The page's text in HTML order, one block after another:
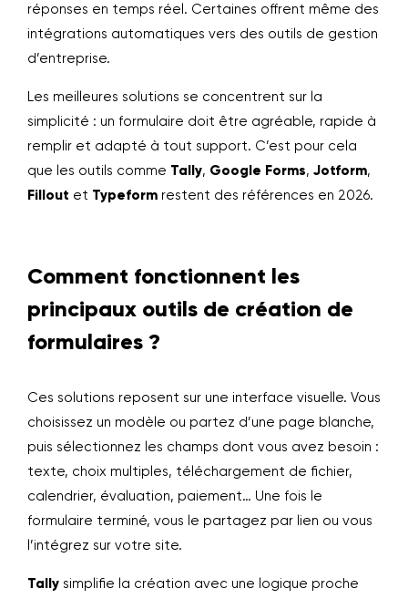
réponses en temps réel. Certaines offrent même des
intégrations automatiques vers des outils de gestion
d’entreprise.
Les meilleures solutions se concentrent sur la
simplicité : un formulaire doit être agréable, rapide à
remplir et adapté à tout support. C’est pour cela
que les outils comme Tally, Google Forms, Jotform,
Fillout et Typeform restent des références en 2026.
Comment fonctionnent les
principaux outils de création de
formulaires ?
Ces solutions reposent sur une interface visuelle. Vous
choisissez un modèle ou partez d’une page blanche,
puis sélectionnez les champs dont vous avez besoin :
texte, choix multiples, téléchargement de fichier,
calendrier, évaluation, paiement… Une fois le
formulaire terminé, vous le partagez par lien ou vous
l’intégrez sur votre site.
Tally simplifie la création avec une logique proche